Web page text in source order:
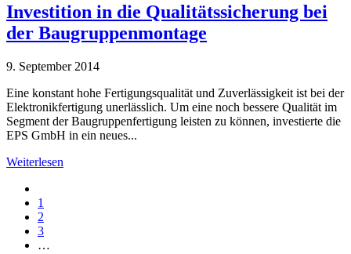
Investition in die Qualitätssicherung bei
der Baugruppenmontage
9. September 2014
Eine konstant hohe Fertigungsqualität und Zuverlässigkeit ist bei der
Elektronikfertigung unerlässlich. Um eine noch bessere Qualität im
Segment der Baugruppenfertigung leisten zu können, investierte die
EPS GmbH in ein neues...
Weiterlesen
1
2
3
…